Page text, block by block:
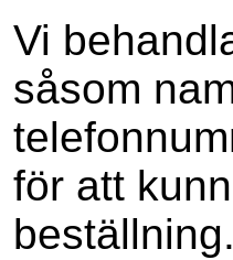
Vi
såsom
för att